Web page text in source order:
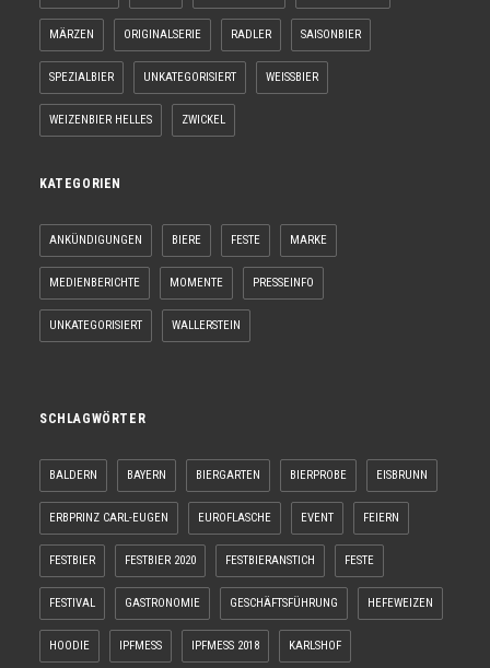
MÄRZEN ORIGINALSERIE RADLER SAISONBIER
SPEZIALBIER UNKATEGORISIERT WEISSBIER
WEIZENBIER HELLES ZWICKEL
KATEGORIEN
ANKÜNDIGUNGEN BIERE FESTE MARKE
MEDIENBERICHTE MOMENTE PRESSEINFO
UNKATEGORISIERT WALLERSTEIN
SCHLAGWÖRTER
BALDERN BAYERN BIERGARTEN BIERPROBE EISBRUNN
ERBPRINZ CARL-EUGEN EUROFLASCHE EVENT FEIERN
FESTBIER FESTBIER 2020 FESTBIERANSTICH FESTE
FESTIVAL GASTRONOMIE GESCHÄFTSFÜHRUNG HEFEWEIZEN
HOODIE IPFMESS IPFMESS 2018 KARLSHOF